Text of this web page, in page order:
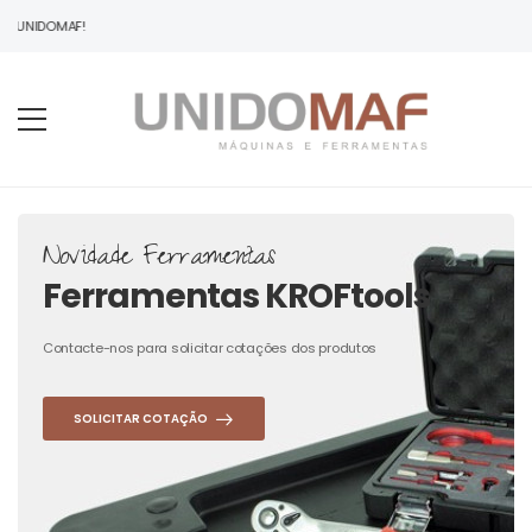
UNIDOMAF!
Novidade Ferramentas
Ferramentas KROFtools
Contacte-nos para solicitar cotações dos produtos
SOLICITAR COTAÇÃO